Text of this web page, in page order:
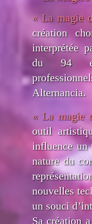
« La magie
création
interprétée
du 94
Alternancia.
« La magie
outil
influence un
nature du
nouvelles
un souci
Sa création